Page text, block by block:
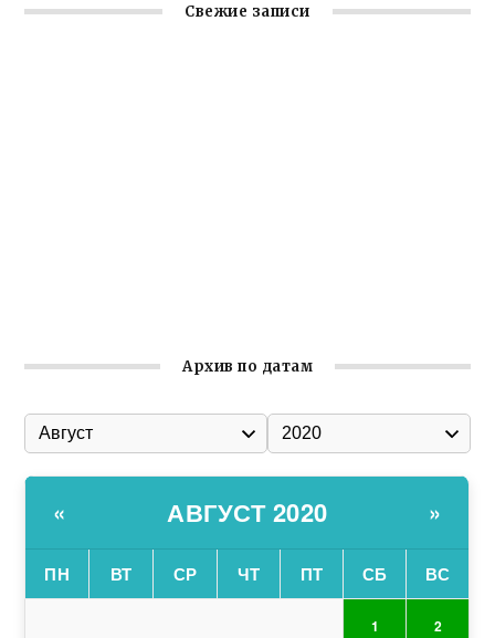
Свежие записи
Архив по датам
« АВГУСТ 2020 »
ПН ВТ СР ЧТ ПТ СБ ВС
1 2